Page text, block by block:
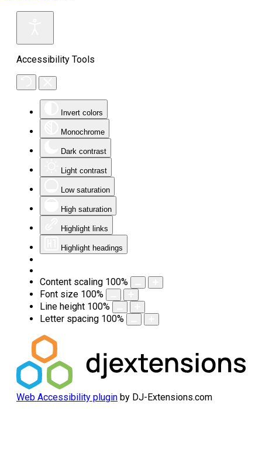
Accessibility Tools
Invert colors
Monochrome
Dark contrast
Light contrast
Low saturation
High saturation
Highlight links
Highlight headings
Content scaling 100%
Font size 100%
Line height 100%
Letter spacing 100%
Web Accessibility plugin by DJ-Extensions.com